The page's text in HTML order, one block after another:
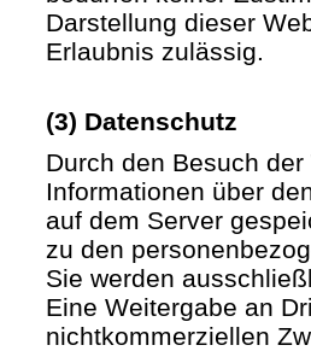
Darstellung dieser
Erlaubnis zulässig.
(3) Datenschutz
Durch den Besuch
Informationen über
auf dem Server
zu den
Sie werden
Eine Weitergabe an
nichtkommerziellen